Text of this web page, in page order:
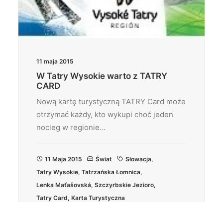
11 maja 2015
W Tatry Wysokie warto z TATRY
CARD
Nową kartę turystyczną TATRY Card może
otrzymać każdy, kto wykupi choć jeden
nocleg w regionie…
11 Maja 2015 Świat Słowacja,
Tatry Wysokie, Tatrzańska Łomnica,
Lenka Maťašovská, Szczyrbskie Jezioro,
Tatry Card, Karta Turystyczna